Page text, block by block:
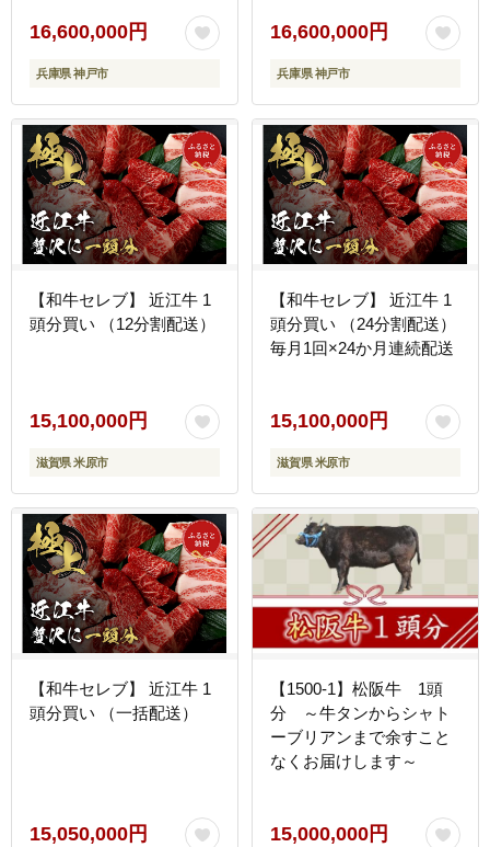
16,600,000円
兵庫県 神戸市
16,600,000円
兵庫県 神戸市
【和牛セレブ】 近江牛 1
頭分買い （12分割配送）
15,100,000円
滋賀県 米原市
【和牛セレブ】 近江牛 1
頭分買い （24分割配送）
毎月1回×24か月連続配送
15,100,000円
滋賀県 米原市
【和牛セレブ】 近江牛 1
頭分買い （一括配送）
15,050,000円
【1500-1】松阪牛 1頭
分 ～牛タンからシャト
ーブリアンまで余すこと
なくお届けします～
15,000,000円